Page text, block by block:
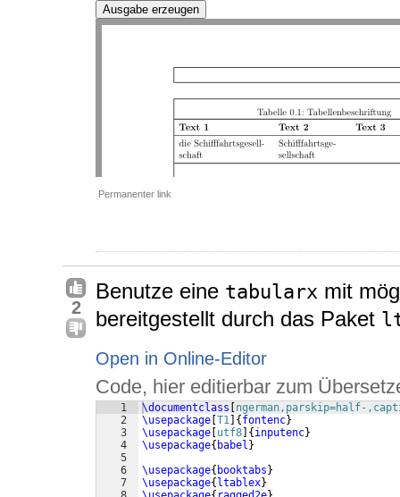
Ausgabe erzeugen
Permanenter link
2
Benutze eine tabularx mit
bereitgestellt durch das Paket
Open in Online-Editor
Code, hier editierbar zum
1
2
3
4
5
6
7
\documentclass
ngerman,parskip=half-
\usepackage T1 { fontenc}
\usepackage utf8 { inputenc}
\usepackage{ babel }
\usepackage{ booktabs }
\usepackage{ ltablex}